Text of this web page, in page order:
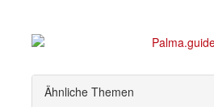
Ähnliche Themen